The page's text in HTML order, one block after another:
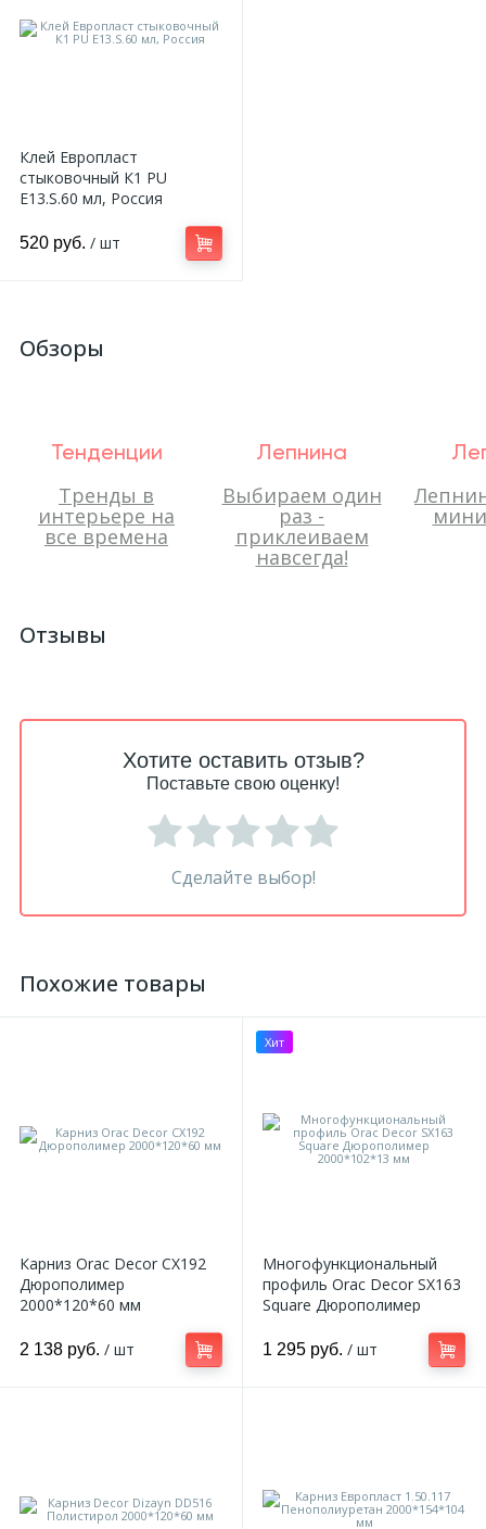
Клей Европласт
стыковочный К1 PU
E13.S.60 мл, Россия
520 руб. / шт
Обзоры
Тенденции
Тренды в
интерьере на
все времена
Лепнина
Выбираем один
раз -
приклеиваем
навсегда!
Отзывы
Хотите оставить отзыв?
Поставьте свою оценку!
Сделайте выбор!
Похожие товары
Карниз Orac Decor CX192
Дюрополимер
2000*120*60 мм
2 138 руб. / шт
Хит
Многофункциональный
профиль Orac Decor SX163
Square Дюрополимер
1 295 руб. / шт